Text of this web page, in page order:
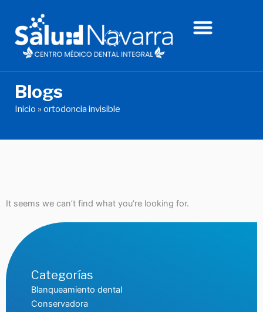
contenido
Blogs
Inicio » ortodoncia invisible
It seems we can’t find what you’re looking for.
Categorías
Blanqueamiento dental
Conservadora